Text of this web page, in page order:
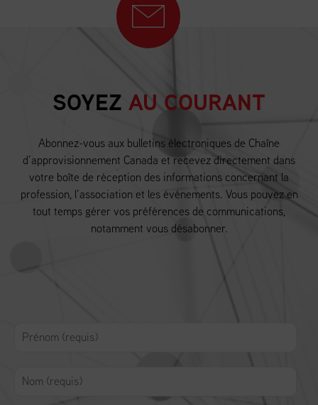
SOYEZ AU COURANT
Abonnez-vous aux bulletins électroniques de Chaîne
d’approvisionnement Canada et recevez directement dans
votre boîte de réception des informations concernant la
profession, l’association et les événements. Vous pouvez en
tout temps gérer vos préférences de communications,
notamment vous désabonner.